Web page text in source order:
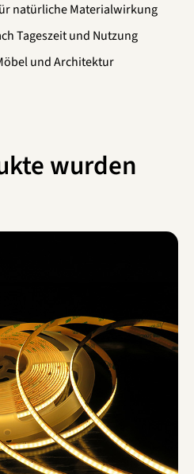
natürliche Materialwirkung
Tageszeit und Nutzung
und Architektur
wurden